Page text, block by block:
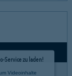
Service zu laden!
Videoinhalte